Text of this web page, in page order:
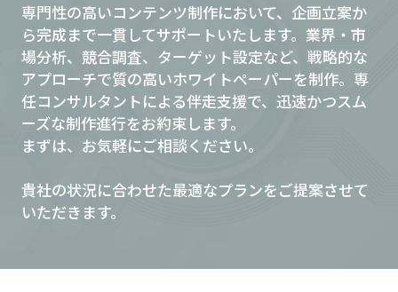
専門性の高いコンテンツ制作において、企画立案か
ら完成まで一貫してサポートいたします。業界・市
場分析、競合調査、ターゲット設定など、戦略的な
アプローチで質の高いホワイトペーパーを制作。専
任コンサルタントによる伴走支援で、迅速かつスム
ーズな制作進行をお約束します。
まずは、お気軽にご相談ください。
貴社の状況に合わせた最適なプランをご提案させて
いただきます。